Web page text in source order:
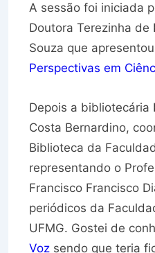
A sessão foi iniciada
Doutora Terezinha de
Souza que
Perspectivas em
Depois a bibliotecária
Costa Bernardino,
Biblioteca da
representando o
Francisco Francisco
periódicos da
UFMG. Gostei de
Voz sendo que teria